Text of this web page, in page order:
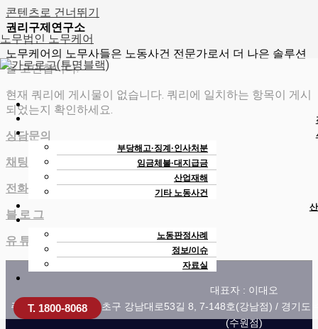
콘텐츠로 건너뛰기
노무법인 노무케어
부당해고·징계·인사처분
임금체불·대지급금
산업재해
기타 노동사건
노동판정사례
정보/이슈
자료실
T. 1800-8068
권리구제연구소
노무케어의 노무사들은 노동사건 전문가로서 더 나은 솔루션
을 고민합니다.
현재 쿼리에 게시물이 없습니다. 쿼리에 일치하는 항목이 게시
되었는지 확인하세요.
상담문의
채팅문의
전화문의
블 로 그
유 튜 브
대표자 : 이대오
주소 : 서울특별시 서초구 강남대로53길 8, 7-148호(강남점) / 경기도
(수원점)